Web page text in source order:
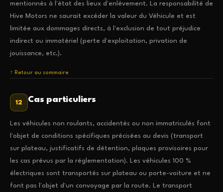
mentionnés à l'état des lieux d'enlèvement. La responsabilité de
Hive Motors ne saurait excéder la valeur du Véhicule et est
limitée aux dommages directs, à l'exclusion de tout préjudice
indirect ou immatériel (perte d'exploitation, privation de
jouissance, etc.).
↑ Retour au sommaire
12 Cas particuliers
Les véhicules non roulants, accidentés ou non immatriculés font
l'objet de conditions spécifiques précisées au devis (transport
sur plateau, justificatifs de détention, plaques provisoires pour
les cas prévus par la réglementation). Les véhicules 100 %
électriques sont transportés sur plateau ou porte-voiture et ne
font pas l'objet d'un convoyage par la route. Le transport